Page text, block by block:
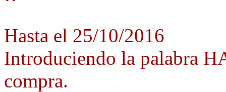
Hasta el 25/10/2016
Introduciendo la palabra
compra.